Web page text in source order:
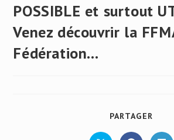
POSSIBLE et surtout
Venez découvrir la
Fédération…
PARTAGER